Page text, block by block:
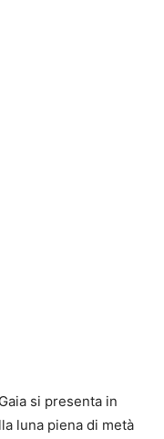
si presenta in
luna piena di metà